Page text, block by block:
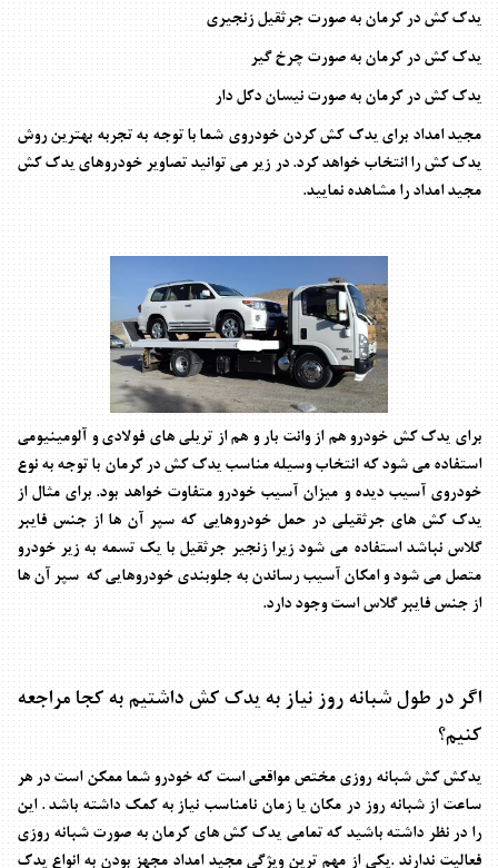
یدک کش در کرمان به صورت جرثقیل زنجیری
یدک کش در کرمان به صورت چرخ گیر
یدک کش در کرمان به صورت نیسان دکل دار
مجید امداد برای یدک کش کردن خودروی شما با توجه به تجربه بهترین روش
یدک کش را انتخاب خواهد کرد. در زیر می توانید تصاویر خودروهای یدک کش
مجید امداد را مشاهده نمایید.
برای یدک کش خودرو هم از وانت بار و هم از تریلی های فولادی و آلومینیومی
استفاده می شود که انتخاب وسیله مناسب یدک کش در کرمان با توجه به نوع
خودروی آسیب دیده و میزان آسیب خودرو متفاوت خواهد بود. برای مثال از
یدک کش های جرثقیلی در حمل خودروهایی که سپر آن ها از جنس فایبر
گلاس نباشد استفاده می شود زیرا زنجیر جرثقیل با یک تسمه به زیر خودرو
متصل می شود و امکان آسیب رساندن به جلوبندی خودروهایی که سپر آن ها
از جنس فایبر گلاس است وجود دارد.
اگر در طول شبانه روز نیاز به یدک کش داشتیم به کجا مراجعه
کنیم؟
یدکش کش شبانه روزی مختص مواقعی است که خودرو شما ممکن است در هر
ساعت از شبانه روز در مکان یا زمان نامناسب نیاز به کمک داشته باشد . این
را در نظر داشته باشید که تمامی یدک کش های کرمان به صورت شبانه روزی
فعالیت ندارند .یکی از مهم ترین ویژگی مجید امداد مجهز بودن به انواع یدک